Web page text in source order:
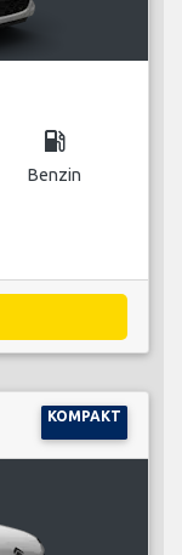
local_gas_station
Benzin
KOMPAKT